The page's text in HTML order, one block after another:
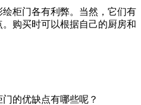
绘柜门各有利弊。当然，它们有
购买时可以根据自己的厨房和
的优缺点有哪些呢？